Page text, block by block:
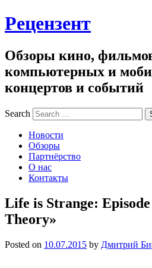
Рецензент
Обзоры кино,
компьютерных и
концертов и событий
Search
Новости
Обзоры
Партнёрство
О нас
Контакты
Life is Strange:
Theory»
Posted on 10.07.2015 by Дмитрий